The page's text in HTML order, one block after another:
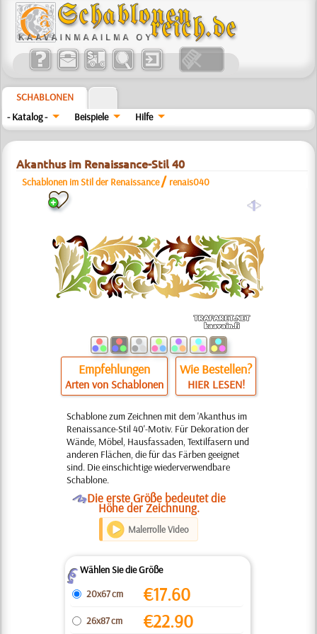
SCHABLONEN
- Katalog -
Beispiele Hilfe
Akanthus im Renaissance-Stil 40
Schablonen im Stil der Renaissance / renais040
a
Empfehlungen
Arten von Schablonen
Wie Bestellen?
HIER LESEN!
Schablone zum Zeichnen mit dem 'Akanthus im
Renaissance-Stil 40'-Motiv. Für Dekoration der
Wände, Möbel, Hausfassaden, Textilfasern und
anderen Flächen, die für das Färben geeignet
sind. Die einschichtige wiederverwendbare
Schablone.
ODie erste Größe bedeutet die
Höhe der Zeichnung.
Malerrolle Video
ZWählen Sie die Größe
20x67 cm
€17.60
26x87 cm €22.90